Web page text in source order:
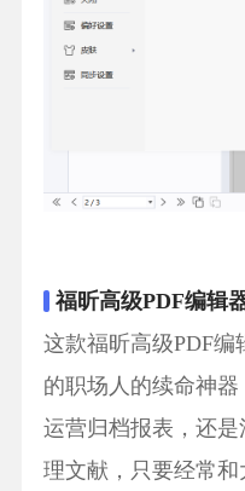
福昕高级PDF编辑
这款福昕高级PDF编
的职场人的续命神器
运营归档报表，还
理文献，只要经常